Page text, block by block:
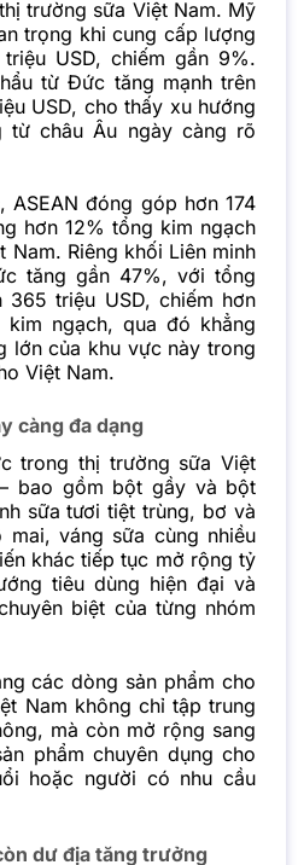
trường sữa Việt Nam. Mỹ
trọng khi cung cấp lượng
USD, chiếm gần 9%.
từ Đức tăng mạnh trên
USD, cho thấy xu hướng
từ châu Âu ngày càng rõ
ASEAN đóng góp hơn 174
hơn 12% tổng kim ngạch
Nam. Riêng khối Liên minh
tăng gần 47%, với tổng
triệu USD, chiếm hơn
ngạch, qua đó khẳng
lớn của khu vực này trong
Việt Nam.
càng đa dạng
trong thị trường sữa Việt
bao gồm bột gầy và bột
sữa tươi tiệt trùng, bơ và
váng sữa cùng nhiều
khác tiếp tục mở rộng tỷ
tiêu dùng hiện đại và
biệt của từng nhóm
các dòng sản phẩm cho
Nam không chỉ tập trung
mà còn mở rộng sang
phẩm chuyên dụng cho
hoặc người có nhu cầu
dư địa tăng trưởng